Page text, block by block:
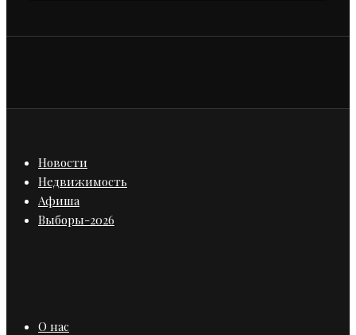
Новости
Недвижимость
Афиша
Выборы-2026
О нас